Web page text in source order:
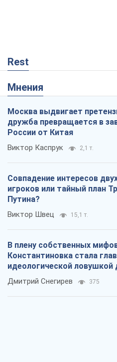
Rest
Мнения
Москва выдвигает
дружба превращается в
России от Китая
Виктор Каспрук 2,1 т.
Совпадение интересов
игроков или тайный план
Путина?
Виктор Швец 15,1 т.
В плену собственных
Константиновка стала
идеологической ловушкой
российских оккупантов
Дмитрий Снегирев 375